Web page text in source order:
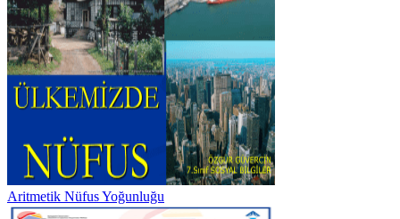
Aritmetik Nüfus Yoğunluğu